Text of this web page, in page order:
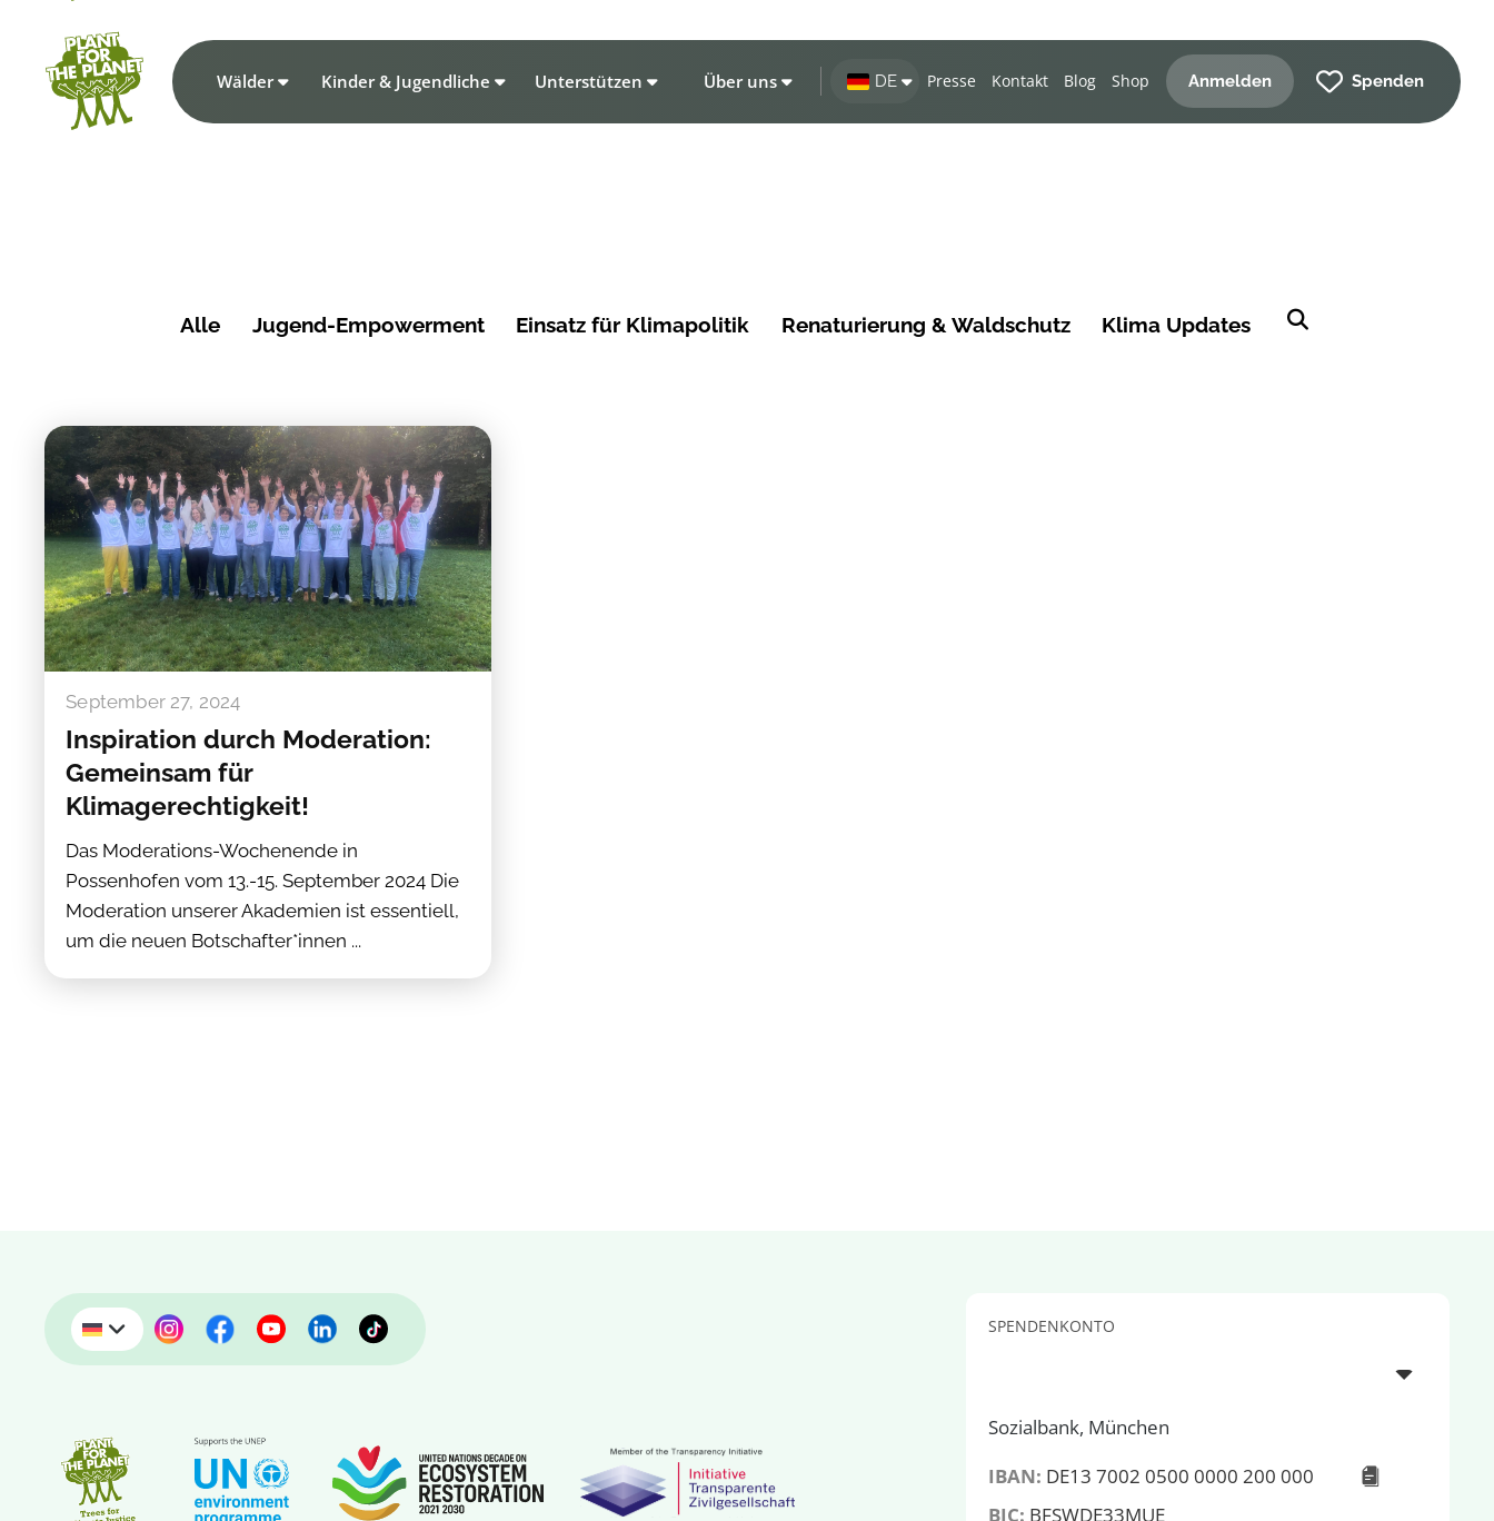
Wälder Kinder & Jugendliche Unterstützen Über uns DE Presse Kontakt Blog Shop Anmelden Spenden
Alle Jugend-Empowerment Einsatz für Klimapolitik Renaturierung & Waldschutz Klima Updates
September 27, 2024
Inspiration durch Moderation:
Gemeinsam für
Klimagerechtigkeit!
Das Moderations-Wochenende in
Possenhofen vom 13.-15. September 2024 Die
Moderation unserer Akademien ist essentiell,
um die neuen Botschafter*innen ...
SPENDENKONTO
Sozialbank, München
IBAN: DE13 7002 0500 0000 200 000
BIC: BFSWDE33MUE